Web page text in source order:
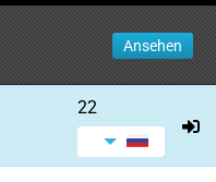
Ansehen
22